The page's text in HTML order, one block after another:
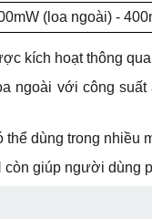
(loa ngoài) -
kích hoạt thông
ngoài với công
dùng trong nhiều
giúp người dùng